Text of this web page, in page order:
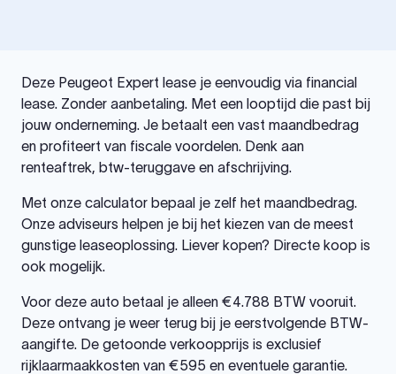
Deze Peugeot Expert lease je eenvoudig via financial
lease. Zonder aanbetaling. Met een looptijd die past bij
jouw onderneming. Je betaalt een vast maandbedrag
en profiteert van fiscale voordelen. Denk aan
renteaftrek, btw-teruggave en afschrijving.
Met onze calculator bepaal je zelf het maandbedrag.
Onze adviseurs helpen je bij het kiezen van de meest
gunstige leaseoplossing. Liever kopen? Directe koop is
ook mogelijk.
Voor deze auto betaal je alleen €4.788 BTW vooruit.
Deze ontvang je weer terug bij je eerstvolgende BTW-
aangifte. De getoonde verkoopprijs is exclusief
rijklaarmaakkosten van €595 en eventuele garantie.